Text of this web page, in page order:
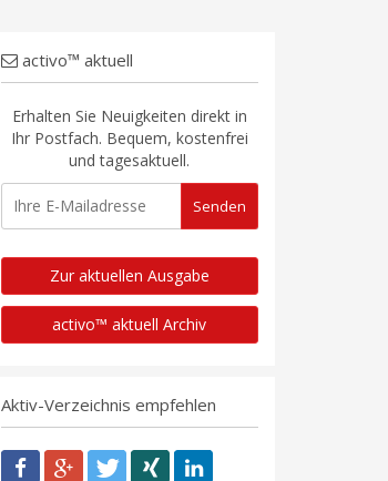
activo™ aktuell
Erhalten Sie Neuigkeiten direkt in
Ihr Postfach. Bequem, kostenfrei
und tagesaktuell.
Zur aktuellen Ausgabe
activo™ aktuell Archiv
Aktiv-Verzeichnis empfehlen